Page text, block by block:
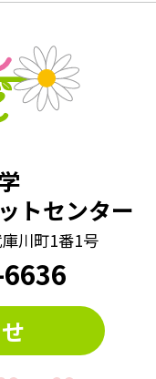
トセンター
川町1番1号